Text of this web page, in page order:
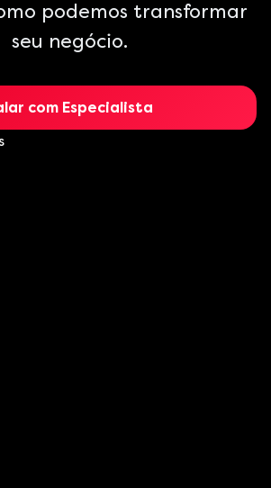
podemos transformar
seu negócio.
com Especialista